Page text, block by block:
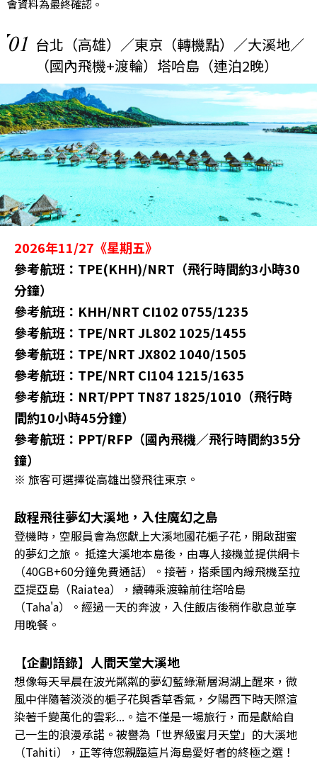
會資料為最終確認。
01 台北（高雄）／東京（轉機點）／大溪地／
（國內飛機+渡輪）塔哈島（連泊2晚）
2026年11/27《星期五》
參考航班：TPE(KHH)/NRT（飛行時間約3小時30
分鐘）
參考航班：KHH/NRT CI102 0755/1235
參考航班：TPE/NRT JL802 1025/1455
參考航班：TPE/NRT JX802 1040/1505
參考航班：TPE/NRT CI104 1215/1635
參考航班：NRT/PPT TN87 1825/1010（飛行時
間約10小時45分鐘）
參考航班：PPT/RFP（國內飛機／飛行時間約35分
鐘）
※ 旅客可選擇從高雄出發飛往東京。
啟程飛往夢幻大溪地，入住魔幻之島
登機時，空服員會為您獻上大溪地國花梔子花，開啟甜蜜
的夢幻之旅。 抵達大溪地本島後，由專人接機並提供網卡
（40GB+60分鐘免費通話）。接著，搭乘國內線飛機至拉
亞提亞島（Raiatea），續轉乘渡輪前往塔哈島
（Taha'a）。經過一天的奔波，入住飯店後稍作歇息並享
用晚餐。
【企劃語錄】人間天堂大溪地
想像每天早晨在波光粼粼的夢幻藍綠漸層潟湖上醒來，微
風中伴隨著淡淡的梔子花與香草香氣，夕陽西下時天際渲
染著千變萬化的雲彩...。這不僅是一場旅行，而是獻給自
己一生的浪漫承諾。被譽為「世界級蜜月天堂」的大溪地
（Tahiti），正等待您親臨這片海島愛好者的終極之選！